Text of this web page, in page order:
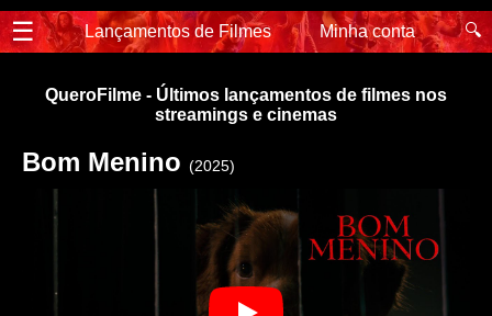
☰ Lançamentos de Filmes Minha conta 🔍
QueroFilme - Últimos lançamentos de filmes nos
streamings e cinemas
Bom Menino (2025)